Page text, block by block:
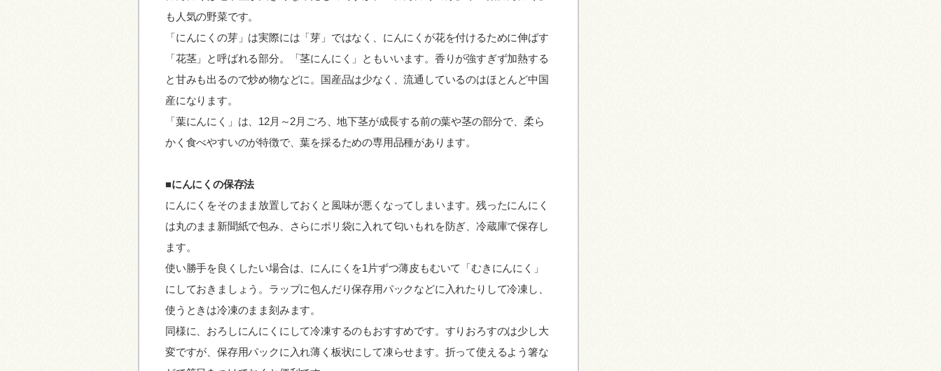
も人気の野菜です。
「にんにくの芽」は実際には「芽」ではなく、にんにくが花を付けるために伸ばす
「花茎」と呼ばれる部分。「茎にんにく」ともいいます。香りが強すぎず加熱する
と甘みも出るので炒め物などに。国産品は少なく、流通しているのはほとんど中国
産になります。
「葉にんにく」は、12月～2月ごろ、地下茎が成長する前の葉や茎の部分で、柔ら
かく食べやすいのが特徴で、葉を採るための専用品種があります。
■にんにくの保存法
にんにくをそのまま放置しておくと風味が悪くなってしまいます。残ったにんにく
は丸のまま新聞紙で包み、さらにポリ袋に入れて匂いもれを防ぎ、冷蔵庫で保存し
ます。
使い勝手を良くしたい場合は、にんにくを1片ずつ薄皮もむいて「むきにんにく」
にしておきましょう。ラップに包んだり保存用パックなどに入れたりして冷凍し、
使うときは冷凍のまま刻みます。
同様に、おろしにんにくにして冷凍するのもおすすめです。すりおろすのは少し大
変ですが、保存用パックに入れ薄く板状にして凍らせます。折って使えるよう箸な